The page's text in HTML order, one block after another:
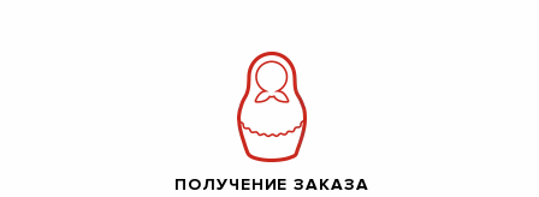
ПОЛУЧЕНИЕ ЗАКАЗА